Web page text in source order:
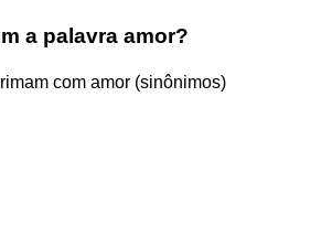
a palavra amor?
com amor (sinônimos)